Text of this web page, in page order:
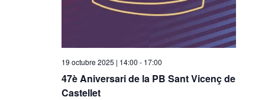
47è Aniversari de la PB Sant Vicenç de
Castellet
19 octubre 2025 | 14:00 - 17:00